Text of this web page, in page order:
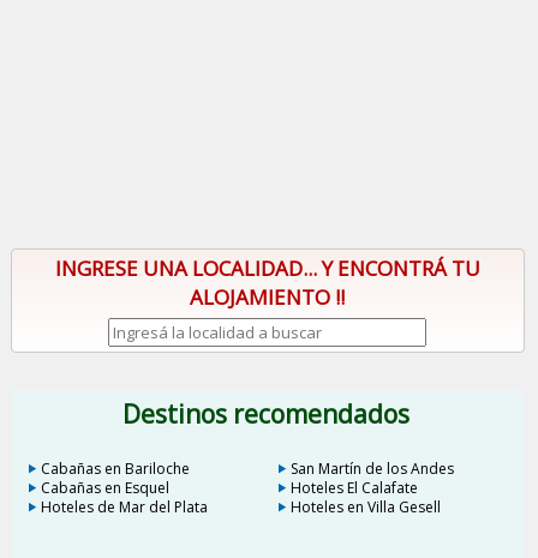
INGRESE UNA LOCALIDAD... Y ENCONTRÁ TU
ALOJAMIENTO !!
Destinos recomendados
Cabañas en Bariloche
San Martín de los Andes
Cabañas en Esquel
Hoteles El Calafate
Hoteles de Mar del Plata
Hoteles en Villa Gesell